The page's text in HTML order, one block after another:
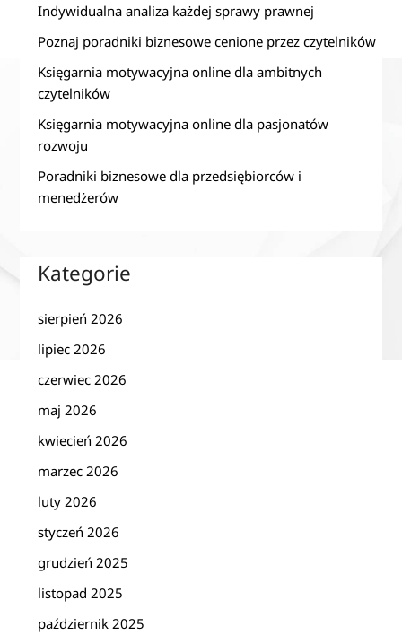
Indywidualna analiza każdej sprawy prawnej
Poznaj poradniki biznesowe cenione przez czytelników
Księgarnia motywacyjna online dla ambitnych
czytelników
Księgarnia motywacyjna online dla pasjonatów
rozwoju
Poradniki biznesowe dla przedsiębiorców i
menedżerów
Kategorie
sierpień 2026
lipiec 2026
czerwiec 2026
maj 2026
kwiecień 2026
marzec 2026
luty 2026
styczeń 2026
grudzień 2025
listopad 2025
październik 2025